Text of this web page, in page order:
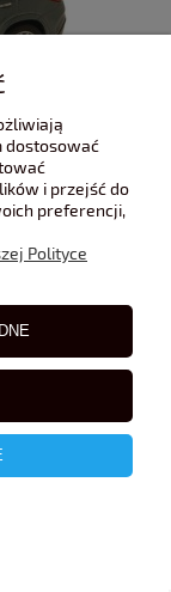
dostosować
i przejść do
preferencji,
Polityce